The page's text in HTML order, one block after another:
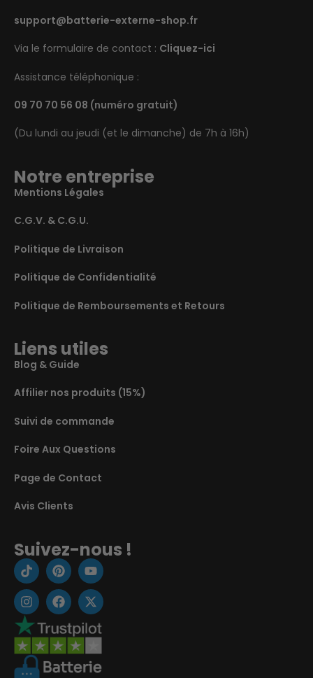
support@batterie-externe-shop.fr
Via le formulaire de contact : Cliquez-ici
Assistance téléphonique :
09 70 70 56 08 (numéro gratuit)
(Du lundi au jeudi (et le dimanche) de 7h à 16h)
Notre entreprise
Mentions Légales
C.G.V. & C.G.U.
Politique de Livraison
Politique de Confidentialité
Politique de Remboursements et Retours
Liens utiles
Blog & Guide
Affilier nos produits (15%)
Suivi de commande
Foire Aux Questions
Page de Contact
Avis Clients
Suivez-nous !